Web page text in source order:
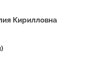
Кирилловна